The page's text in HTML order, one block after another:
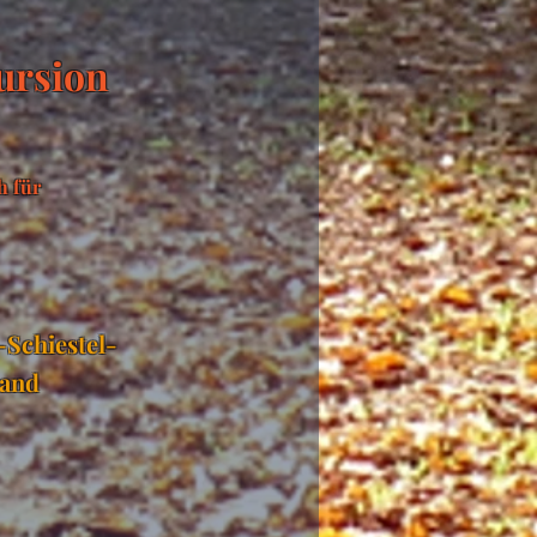
für
Schiestel-